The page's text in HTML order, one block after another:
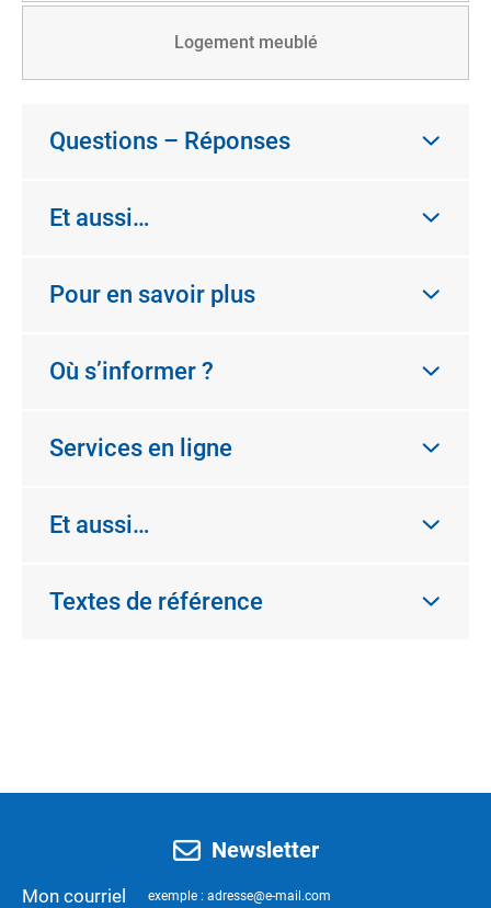
Logement meublé
Questions – Réponses
Et aussi…
Pour en savoir plus
Où s’informer ?
Services en ligne
Et aussi…
Textes de référence
Newsletter
Mon courriel